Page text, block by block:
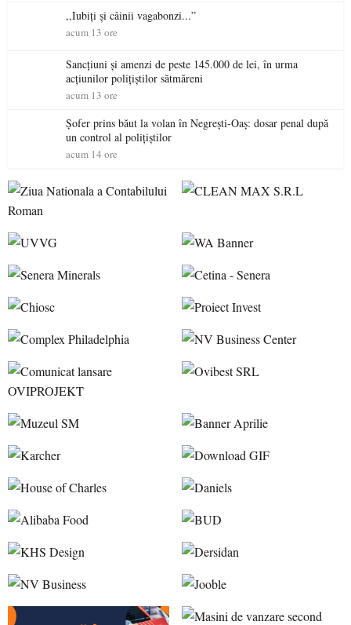
,,Iubiți și câinii vagabonzi...”
acum 13 ore
Sancțiuni și amenzi de peste 145.000 de lei, în urma
acțiunilor polițiștilor sătmăreni
acum 13 ore
Șofer prins băut la volan în Negrești-Oaș: dosar penal după
un control al polițiștilor
acum 14 ore